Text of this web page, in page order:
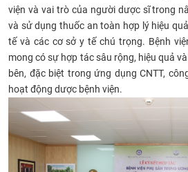
viện và vai trò của người dược sĩ trong
và sử dụng thuốc an toàn hợp lý hiệu
tế và các cơ sở y tế chú trọng. Bệnh
mong có sự hợp tác sâu rộng, hiệu quả
bên, đặc biệt trong ứng dụng CNTT,
hoạt động dược bệnh viện.